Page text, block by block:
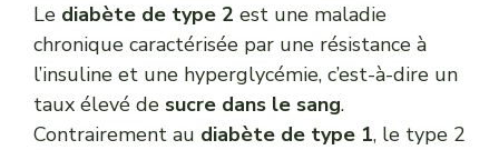
Le diabète de type 2 est une maladie
chronique caractérisée par une résistance à
l’insuline et une hyperglycémie, c’est-à-dire un
taux élevé de sucre dans le sang.
Contrairement au diabète de type 1, le type 2